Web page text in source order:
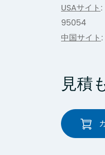
USAサイト
95054
中国サイト
見積